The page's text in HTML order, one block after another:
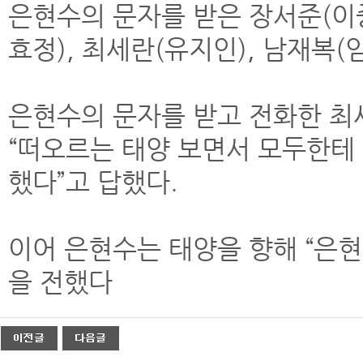
은현수의 문자를 받은 장서준(
효정), 최세란(유지인), 남재복(
은현수의 문자를 받고 전화한
“떠오르는 태양 보면서 모두한
했다”고 답했다.
이어 은현수는 태양을 향해 “은
을 전했다